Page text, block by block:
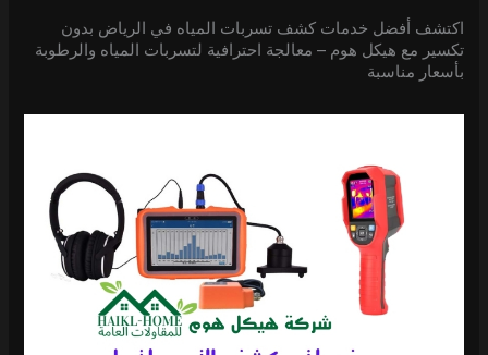
اكتشف أفضل خدمات كشف تسربات المياه في الرياض بدون
تكسير مع هيكل هوم – معالجة احترافية لتسربات المياه والرطوبة
بأسعار مناسبة